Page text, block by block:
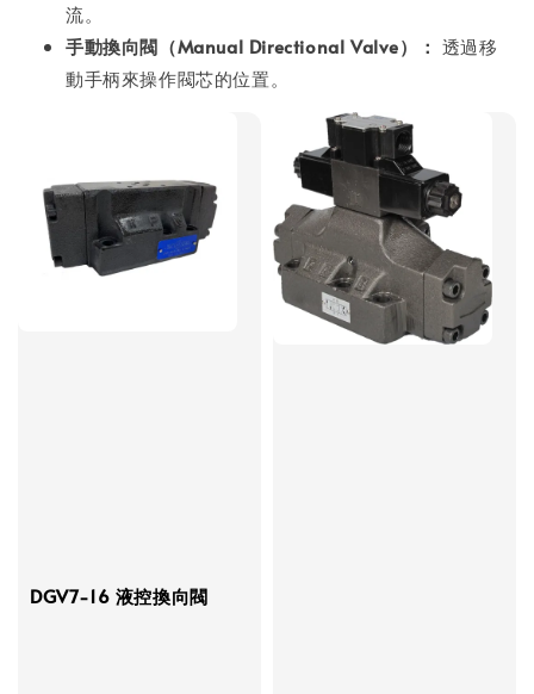
流。
手動換向閥（Manual Directional Valve）： 透過移
動手柄來操作閥芯的位置。
DGV7-16 液控換向閥